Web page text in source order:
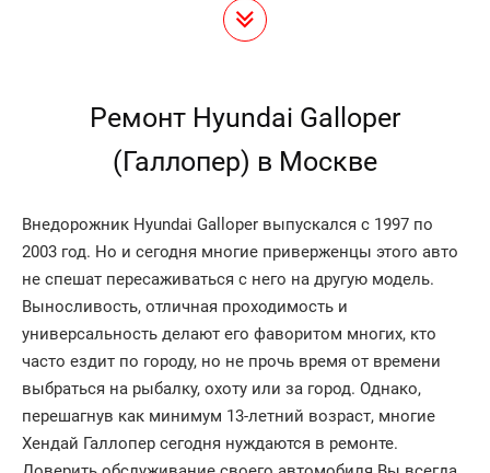
Ремонт Hyundai Galloper
(Галлопер) в Москве
Внедорожник Hyundai Galloper выпускался с 1997 по
2003 год. Но и сегодня многие приверженцы этого авто
не спешат пересаживаться с него на другую модель.
Выносливость, отличная проходимость и
универсальность делают его фаворитом многих, кто
часто ездит по городу, но не прочь время от времени
выбраться на рыбалку, охоту или за город. Однако,
перешагнув как минимум 13-летний возраст, многие
Хендай Галлопер сегодня нуждаются в ремонте.